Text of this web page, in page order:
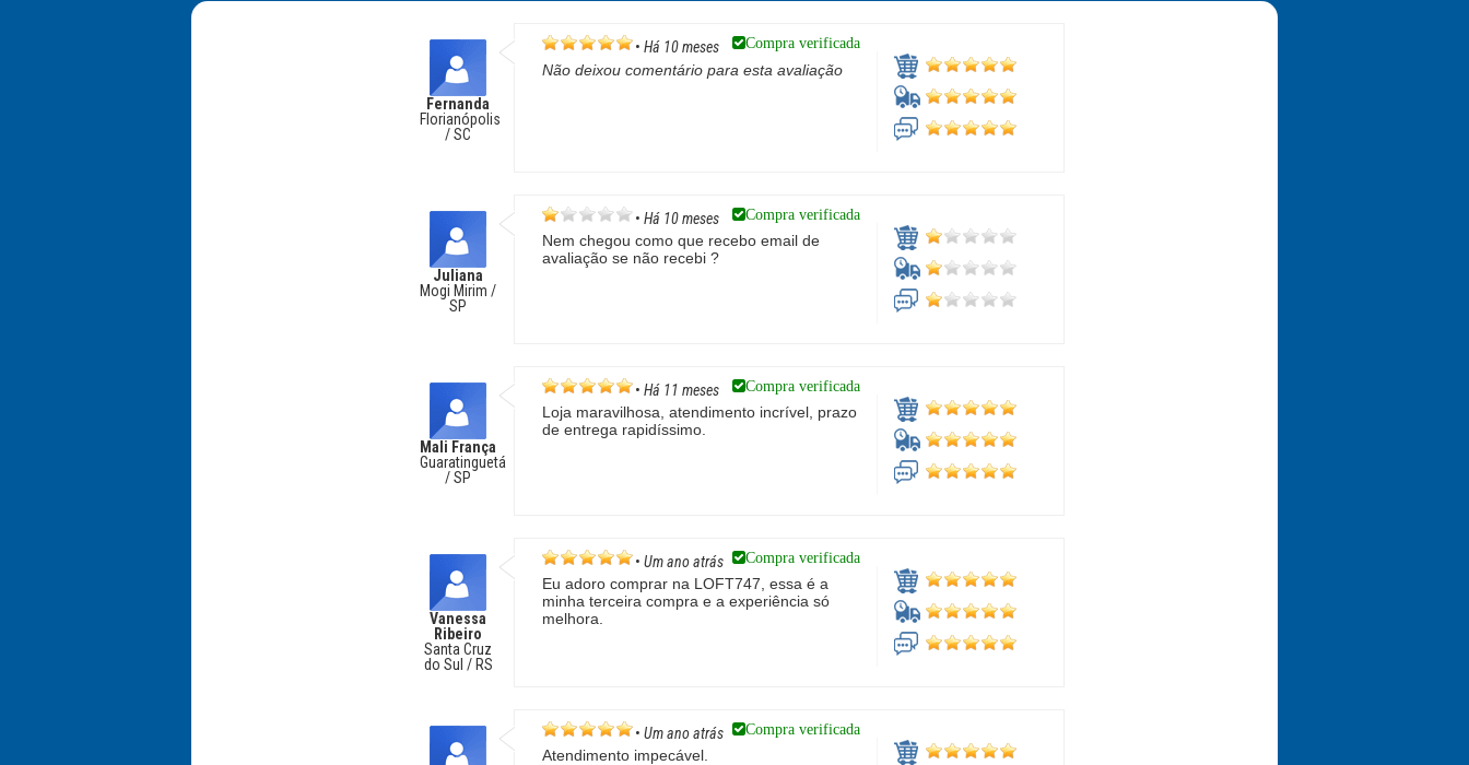
Fernanda
Florianópolis
/ SC
• Há 10 meses Compra verificada
Não deixou comentário para esta avaliação
Juliana
Mogi Mirim /
SP
• Há 10 meses Compra verificada
Nem chegou como que recebo email de
avaliação se não recebi ?
Mali França
Guaratinguetá
/ SP
• Há 11 meses Compra verificada
Loja maravilhosa, atendimento incrível, prazo
de entrega rapidíssimo.
Vanessa
Ribeiro
Santa Cruz
do Sul / RS
• Um ano atrás Compra verificada
Eu adoro comprar na LOFT747, essa é a
minha terceira compra e a experiência só
melhora.
• Um ano atrás Compra verificada
Atendimento impecável.